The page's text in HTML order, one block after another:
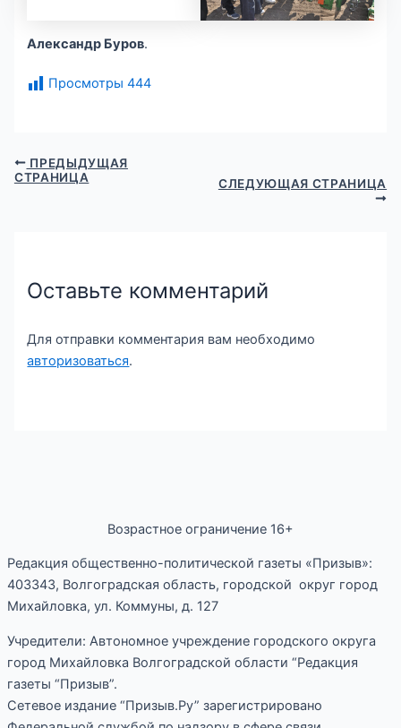
Александр Буров.
Просмотры 444
ПРЕДЫДУЩАЯ
СТРАНИЦА
СЛЕДУЮЩАЯ СТРАНИЦА
Оставьте комментарий
Для отправки комментария вам необходимо
авторизоваться.
Возрастное ограничение 16+
Редакция общественно-политической газеты «Призыв»:
403343, Волгоградская область, городской округ город
Михайловка, ул. Коммуны, д. 127
Учредители: Автономное учреждение городского округа
город Михайловка Волгоградской области “Редакция
газеты “Призыв”.
Сетевое издание “Призыв.Ру” зарегистрировано